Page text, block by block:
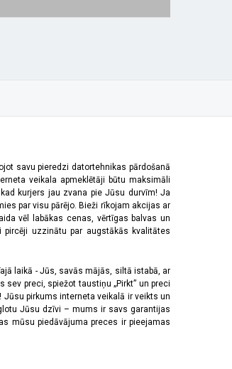
savu pieredzi datortehnikas pārdošanā
veikala apmeklētāji būtu maksimāli
kurjers jau zvana pie Jūsu durvīm! Ja
par visu pārējo. Bieži rīkojam akcijas ar
vēl labākas cenas, vērtīgas balvas un
uzzinātu par augstākās kvalitātes
laikā - Jūs, savās mājās, siltā istabā, ar
preci, spiežot taustiņu „Pirkt” un preci
pirkums interneta veikalā ir veikts un
Jūsu dzīvi – mums ir savs garantijas
mūsu piedāvājuma preces ir pieejamas